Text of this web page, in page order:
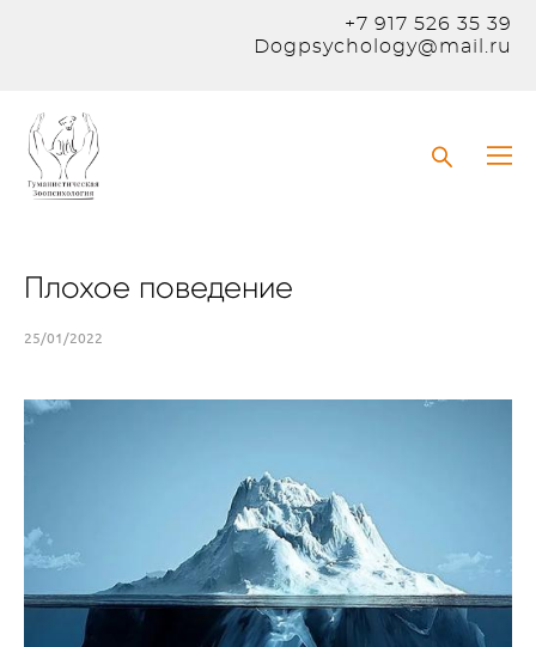
+7 917 526 35 39
Dogpsychology@mail.ru
25/01/2022
Плохое поведение